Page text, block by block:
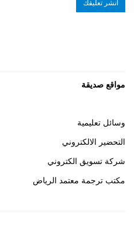
مواقع صديقة
وسائل تعليمية
التحضير الالكتروني
شركة تسويق الكتروني
مكتب ترجمة معتمد الرياض